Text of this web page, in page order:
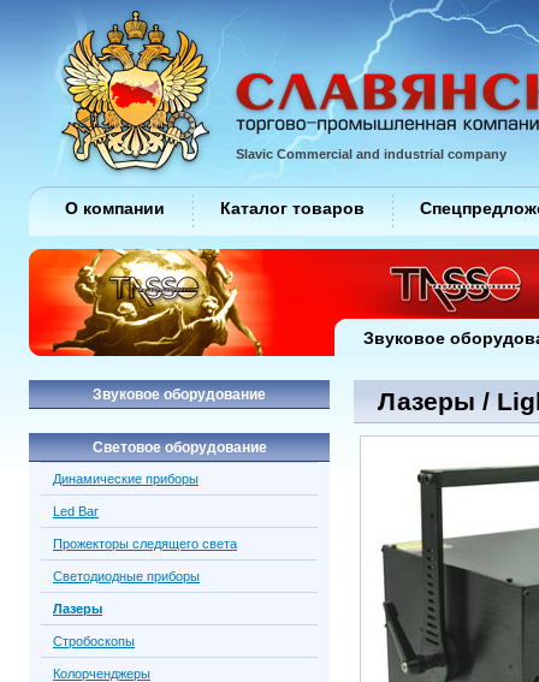
Лазеры /
Звуковое оборудование
Световое оборудование
Динамические приборы
Led Bar
Прожекторы следящего света
Светодиодные приборы
Лазеры
Стробоскопы
Колорченджеры
Slavic Commercial and industrial company
О компании Каталог товаров
Звуковое